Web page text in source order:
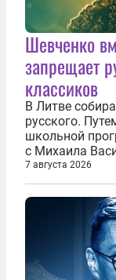
Шевченко
запрещает
классиков
В Литве
русского.
школьной
с Михаила
предложил
общего
7 августа 2026